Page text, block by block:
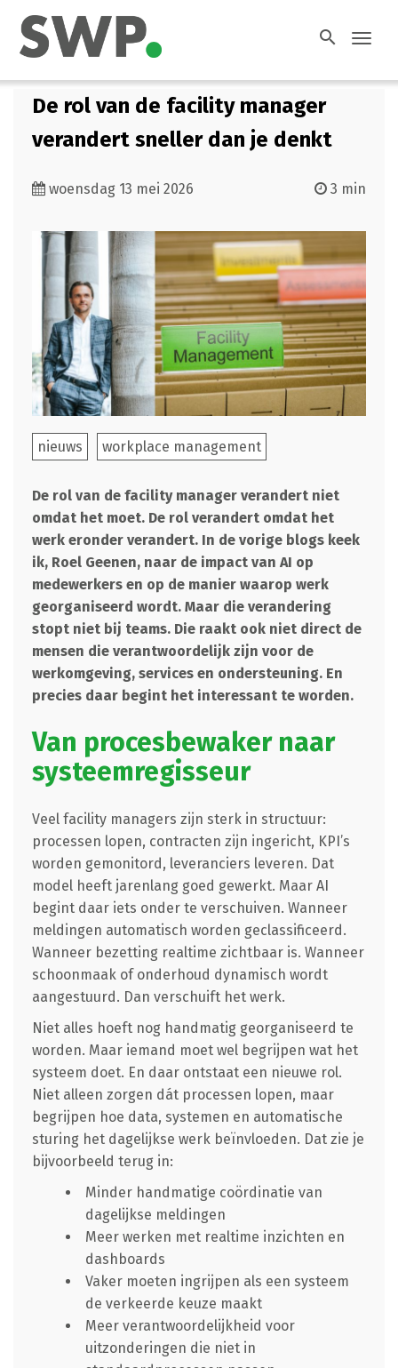
search
De rol van de facility manager
verandert sneller dan je denkt
woensdag 13 mei 2026 3 min
nieuws workplace management
De rol van de facility manager verandert niet
omdat het moet. De rol verandert omdat het
werk eronder verandert. In de vorige blogs keek
ik, Roel Geenen, naar de impact van AI op
medewerkers en op de manier waarop werk
georganiseerd wordt. Maar die verandering
stopt niet bij teams. Die raakt ook niet direct de
mensen die verantwoordelijk zijn voor de
werkomgeving, services en ondersteuning. En
precies daar begint het interessant te worden.
Van procesbewaker naar
systeemregisseur
Veel facility managers zijn sterk in structuur:
processen lopen, contracten zijn ingericht, KPI’s
worden gemonitord, leveranciers leveren. Dat
model heeft jarenlang goed gewerkt. Maar AI
begint daar iets onder te verschuiven. Wanneer
meldingen automatisch worden geclassificeerd.
Wanneer bezetting realtime zichtbaar is. Wanneer
schoonmaak of onderhoud dynamisch wordt
aangestuurd. Dan verschuift het werk.
Niet alles hoeft nog handmatig georganiseerd te
worden. Maar iemand moet wel begrijpen wat het
systeem doet. En daar ontstaat een nieuwe rol.
Niet alleen zorgen dát processen lopen, maar
begrijpen hoe data, systemen en automatische
sturing het dagelijkse werk beïnvloeden. Dat zie je
bijvoorbeeld terug in:
Minder handmatige coördinatie van
dagelijkse meldingen
Meer werken met realtime inzichten en
dashboards
Vaker moeten ingrijpen als een systeem
de verkeerde keuze maakt
Meer verantwoordelijkheid voor
uitzonderingen die niet in